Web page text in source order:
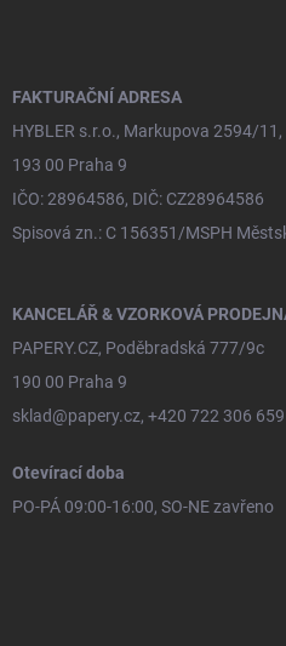
FAKTURAČNÍ ADRESA
HYBLER s.r.o., Markupova 2594/11,
193 00 Praha 9
IČO: 28964586, DIČ: CZ28964586
Spisová zn.: C 156351/MSPH
KANCELÁŘ & VZORKOVÁ
PAPERY.CZ, Poděbradská 777/9c
190 00 Praha 9
sklad@papery.cz, +420 722 306 659
Otevírací doba
PO-PÁ 09:00-16:00, SO-NE zavřeno